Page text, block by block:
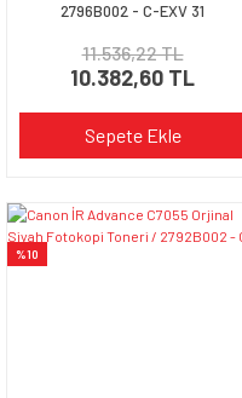
2796B002 - C-EXV 31
11.536,22 TL
10.382,60 TL
Sepete Ekle
%10